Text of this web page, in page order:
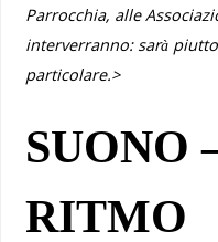
Parrocchia, alle
interverranno: sarà
particolare.>
SUONO
RITMO